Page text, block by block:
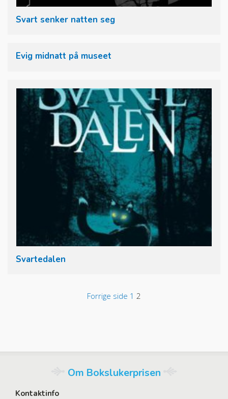
Svart senker natten seg
Evig midnatt på museet
Svartedalen
Forrige side 1 2
Om Bokslukerprisen
Kontaktinfo